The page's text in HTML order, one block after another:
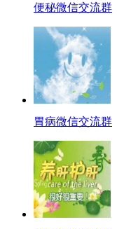
便秘微信交流群
胃病微信交流群